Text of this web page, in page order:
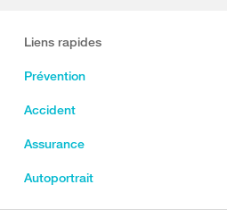
Liens rapides
Prévention
Accident
Assurance
Autoportrait